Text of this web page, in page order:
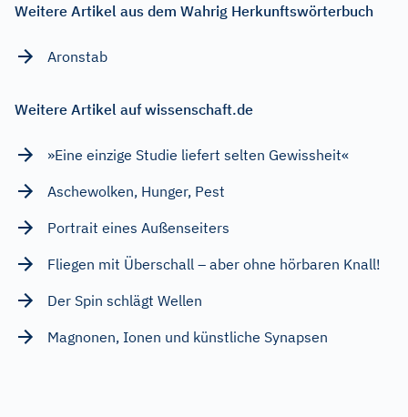
Weitere Artikel aus dem Wahrig Herkunftswörterbuch
Aronstab
Weitere Artikel auf wissenschaft.de
»Eine einzige Studie liefert selten Gewissheit«
Aschewolken, Hunger, Pest
Portrait eines Außenseiters
Fliegen mit Überschall – aber ohne hörbaren Knall!
Der Spin schlägt Wellen
Magnonen, Ionen und künstliche Synapsen